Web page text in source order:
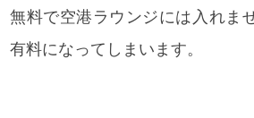
無料で空港ラウンジには入れま
有料になってしまいます。